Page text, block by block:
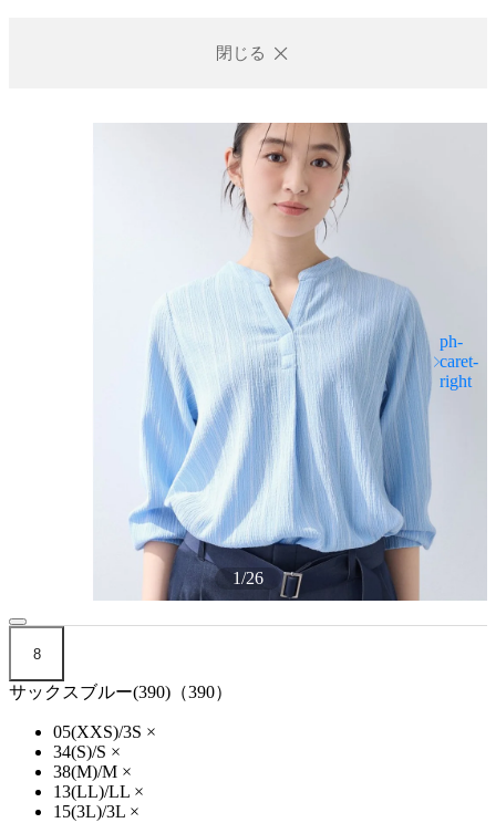
閉じる
1/26
8
サックスブルー(390)（390）
05(XXS)/3S ×
34(S)/S ×
38(M)/M ×
13(LL)/LL ×
15(3L)/3L ×